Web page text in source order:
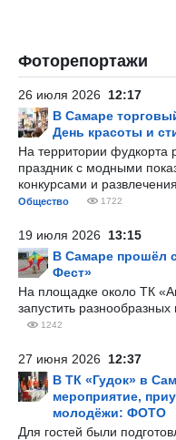
Фоторепортажи
26 июля 2026 12:17
В Самаре
День красоты и
На территории фудкорта
праздник с модными
конкурсами и
Общество 1722
19 июля 2026 13:15
В Самаре прошёл
Фест»
На площадке около ТК
запустить
1242
27 июня 2026 12:37
В ТК «Гудок» в
мероприятие,
молодёжи: ФОТО
Для гостей были